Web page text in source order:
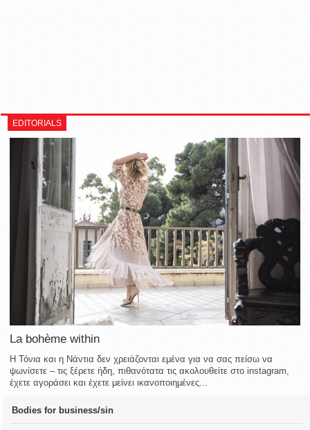
EDITORIALS
La bohème within
Η Τόνια και η Νάντια δεν χρειάζονται εμένα για να σας πείσω να
ψωνίσετε – τις ξέρετε ήδη, πιθανότατα τις ακολουθείτε στο instagram,
έχετε αγοράσει και έχετε μείνει ικανοποιημένες...
Bodies for business/sin